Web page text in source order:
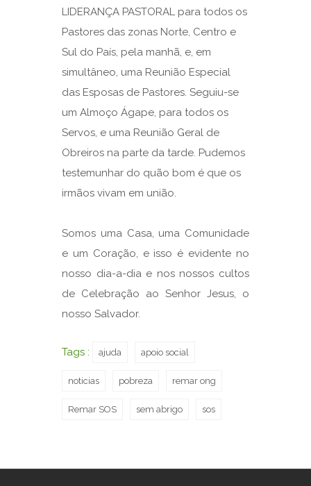
LIDERANÇA PASTORAL para todos os
Pastores das zonas Norte, Centro e
Sul do País, pela manhã, e, em
simultâneo, uma Reunião Especial
das Esposas de Pastores. Seguiu-se
um Almoço Ágape, para todos os
Servos, e uma Reunião Geral de
Obreiros na parte da tarde. Pudemos
testemunhar do quão bom é que os
irmãos vivam em união.
Somos uma Casa, uma Comunidade
e um Coração, e isso é evidente no
nosso dia-a-dia e nos nossos cultos
de Celebração ao Senhor Jesus, o
nosso Salvador.
Tags : ajuda apoio social
noticias pobreza remar ong
Remar SOS sem abrigo sos